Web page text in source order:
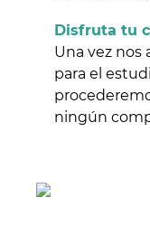
Disfruta tu
Una vez nos
para el
ningún